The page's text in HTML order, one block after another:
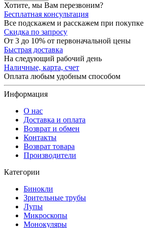
Хотите, мы Вам перезвоним?
Бесплатная консультация
Все подскажем и расскажем при покупке
Скидка по запросу
От 3 до 10% от первоначальной цены
Быстрая доставка
На следующий рабочий день
Наличные, карта, счет
Оплата любым удобным способом
Информация
О нас
Доставка и оплата
Возврат и обмен
Контакты
Возврат товара
Производители
Категории
Бинокли
Зрительные трубы
Лупы
Микроскопы
Монокуляры